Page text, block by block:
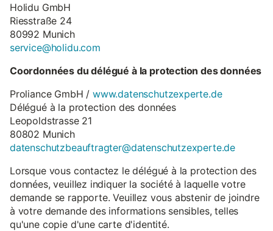
Holidu GmbH
Riesstraße 24
80992 Munich
service@holidu.com
Coordonnées du délégué à la protection des données
Proliance GmbH /www.datenschutzexperte.de
Délégué à la protection des données
Leopoldstrasse 21
80802 Munich
datenschutzbeauftragter@datenschutzexperte.de
Lorsque vous contactez le délégué à la protection des
données, veuillez indiquer la société à laquelle votre
demande se rapporte. Veuillez vous abstenir de joindre
à votre demande des informations sensibles, telles
qu'une copie d'une carte d'identité.